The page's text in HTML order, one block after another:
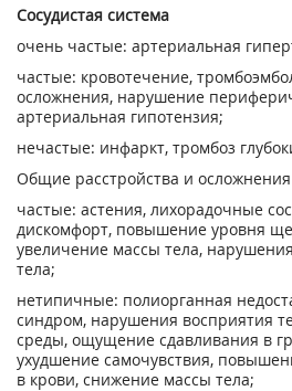
Сосудистая система
очень частые: артериальная
частые: кровотечение,
осложнения, нарушение
артериальная гипотензия;
нечастые: инфаркт, тромбоз
Общие расстройства и осложнения
частые: астения, лихорадочные
дискомфорт, повышение уровня
увеличение массы тела,
тела;
нетипичные: полиорганная
синдром, нарушения восприятия
среды, ощущение сдавливания в
ухудшение самочувствия,
в крови, снижение массы тела;